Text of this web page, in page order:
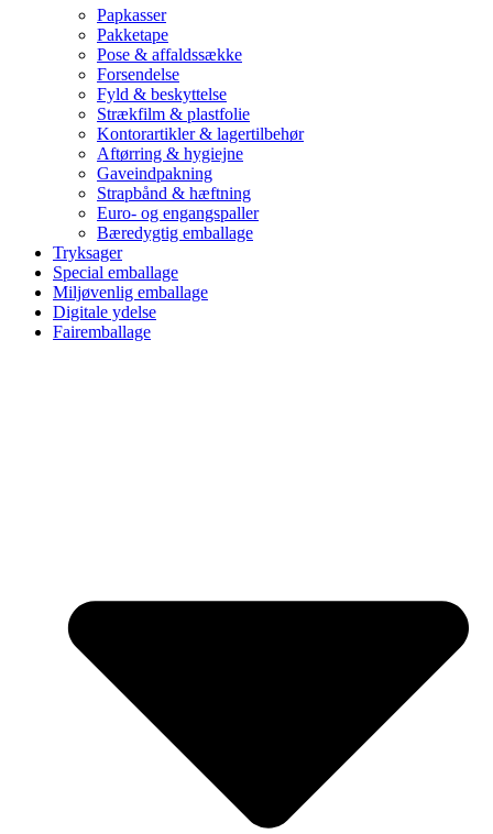
Papkasser
Pakketape
Pose & affaldssække
Forsendelse
Fyld & beskyttelse
Strækfilm & plastfolie
Kontorartikler & lagertilbehør
Aftørring & hygiejne
Gaveindpakning
Strapbånd & hæftning
Euro- og engangspaller
Bæredygtig emballage
Tryksager
Special emballage
Miljøvenlig emballage
Digitale ydelse
Fairemballage